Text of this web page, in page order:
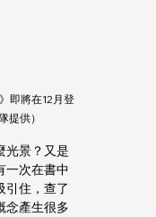
即將在12月登
提供）
光景？又是
一次在書中
引住，查了
念產生很多